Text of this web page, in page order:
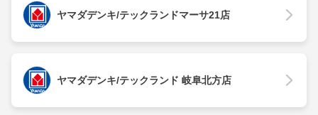
ヤマダデンキ/テックランドマーサ21店
ヤマダデンキ/テックランド 岐阜北方店